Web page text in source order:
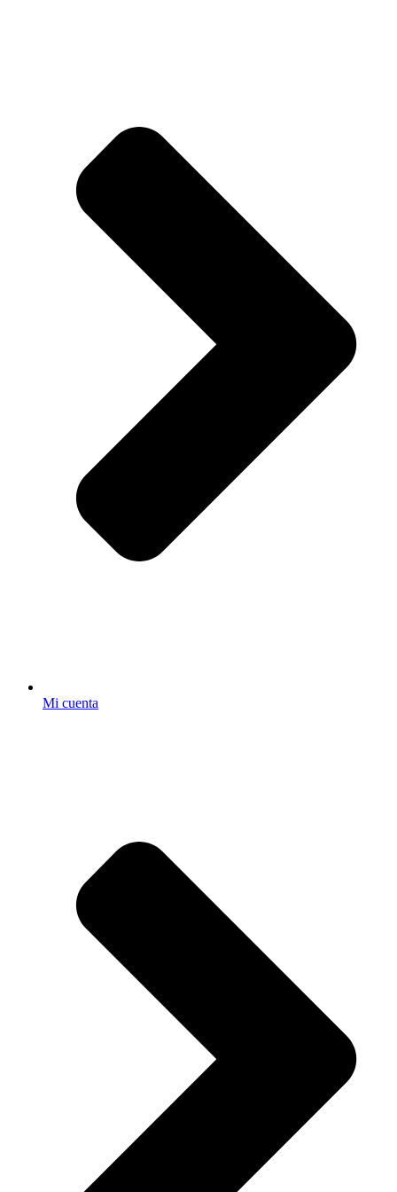
Mi cuenta